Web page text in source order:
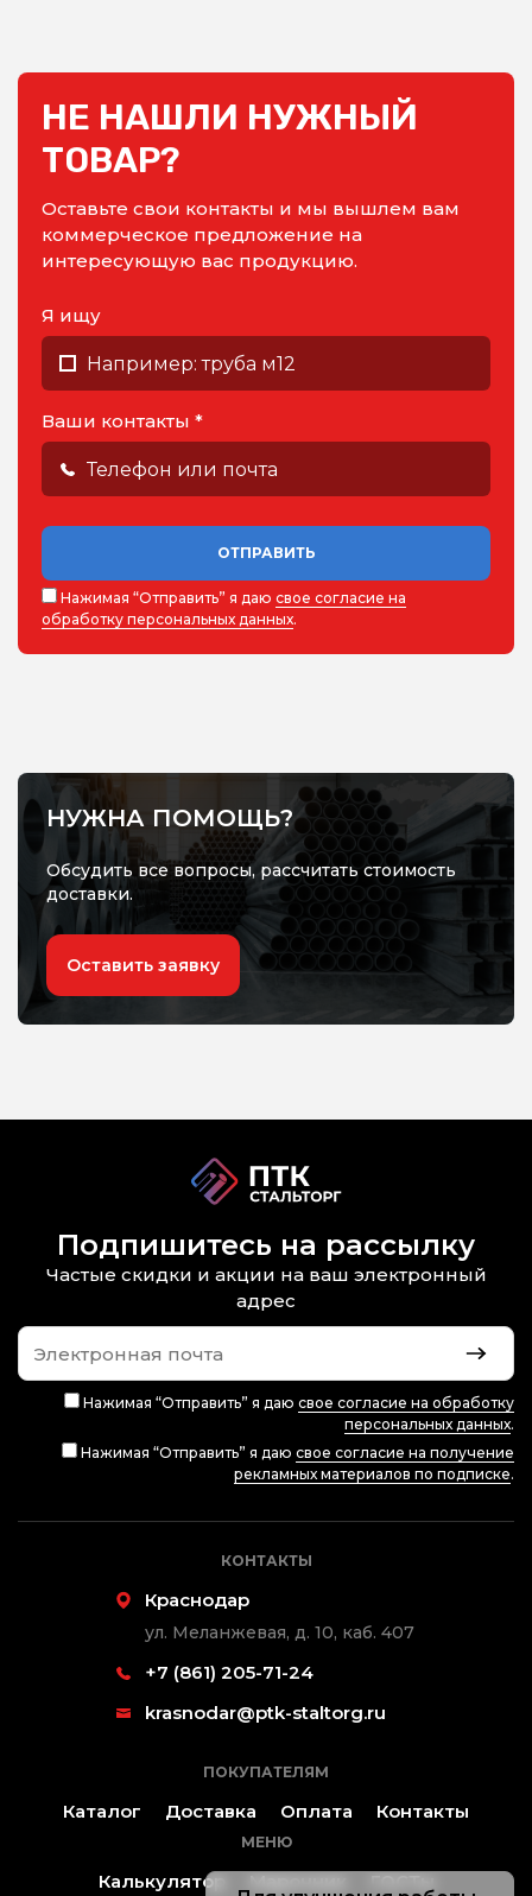
НЕ НАШЛИ НУЖНЫЙ
ТОВАР?
Оставьте свои контакты и мы вышлем вам
коммерческое предложение на
интересующую вас продукцию.
Я ищу
Ваши контакты *
ОТПРАВИТЬ
Нажимая “Отправить” я даю свое согласие на
обработку персональных данных.
НУЖНА ПОМОЩЬ?
Обсудить все вопросы, рассчитать стоимость
доставки.
Оставить заявку
Подпишитесь на рассылку
Частые скидки и акции на ваш электронный
адрес
Нажимая “Отправить” я даю свое согласие на обработку
персональных данных.
Нажимая “Отправить” я даю свое согласие на получение
рекламных материалов по подписке.
КОНТАКТЫ
Краснодар
ул. Меланжевая, д. 10, каб. 407
+7 (861) 205-71-24
krasnodar@ptk-staltorg.ru
ПОКУПАТЕЛЯМ
Каталог Доставка Оплата Контакты
МЕНЮ
Калькулятор